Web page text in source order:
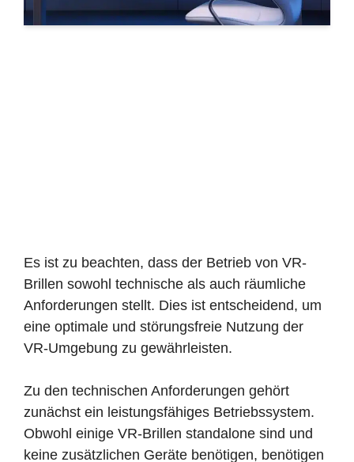
Es ist zu beachten, dass der Betrieb von VR-
Brillen sowohl technische als auch räumliche
Anforderungen stellt. Dies ist entscheidend, um
eine optimale und störungsfreie Nutzung der
VR-Umgebung zu gewährleisten.
Zu den technischen Anforderungen gehört
zunächst ein leistungsfähiges Betriebssystem.
Obwohl einige VR-Brillen standalone sind und
keine zusätzlichen Geräte benötigen, benötigen